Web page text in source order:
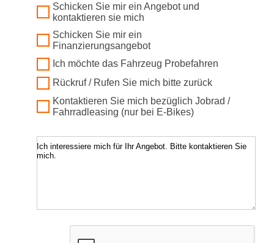
Schicken Sie mir ein Angebot und
kontaktieren sie mich
Schicken Sie mir ein
Finanzierungsangebot
Ich möchte das Fahrzeug Probefahren
Rückruf / Rufen Sie mich bitte zurück
Kontaktieren Sie mich bezüglich Jobrad /
Fahrradleasing (nur bei E-Bikes)
Ich interessiere mich für Ihr Angebot. Bitte kontaktieren Sie
mich.